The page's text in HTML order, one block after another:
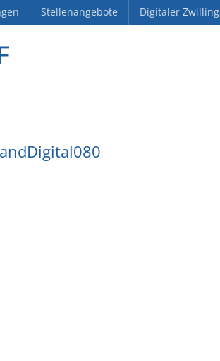
Stellenangebote Digitaler Zwilling